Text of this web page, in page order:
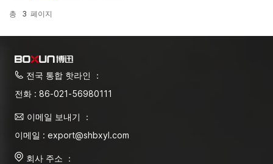
총 3 페이지
전국 통합 핫라인 ：
전화 : 86-021-56980111
이메일 보내기 ：
이메일 : export@shbxyl.com
회사 주소 ：